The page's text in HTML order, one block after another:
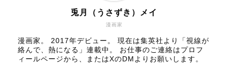
漫画家
兎月（うさずき）メイ
漫画家。 2017年デビュー。 現在は集英社より「視線が
絡んで、熱になる」連載中。 お仕事のご連絡はプロフ
ィールページから、またはXのDMよりお願いします。